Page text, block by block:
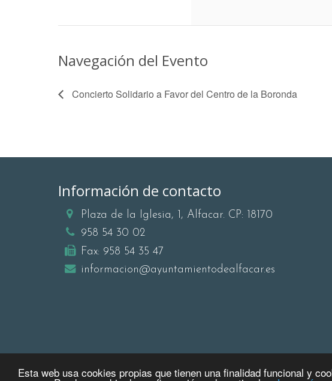
Esta web usa cookies propias que tienen una finalidad funcional y
Navegación del Evento
Concierto Solidario a Favor del Centro de la Boronda
Información de contacto
Plaza de la Iglesia, 1, Alfacar. CP: 18170
958 54 30 02
Fax: 958 54 35 47
informacion@ayuntamientodealfacar.es
© 2026 Alfacar